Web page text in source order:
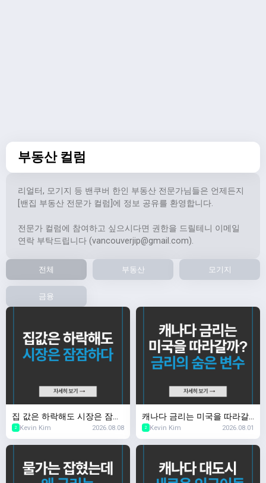
부동산 컬럼
리얼터, 모기지 등 밴쿠버 한인 부동산 전문가님들은 언제든지
[밴집 부동산 전문가 컬럼]에 정보 공유를 환영합니다.
전문가 컬럼에 참여하고 싶으시다면 권한을 드릴테니 이메일
연락 부탁드립니다 (vancouverjip@gmail.com).
전체 부동산 모기지
금융
집 값은 하락해도 시장은 잠잠
하다
2 Kevin Kim 2026.08.08
캐나다 금리는 미국을 따라갈
까? 금리의 숨은 변수
2 Kevin Kim 2026.08.01